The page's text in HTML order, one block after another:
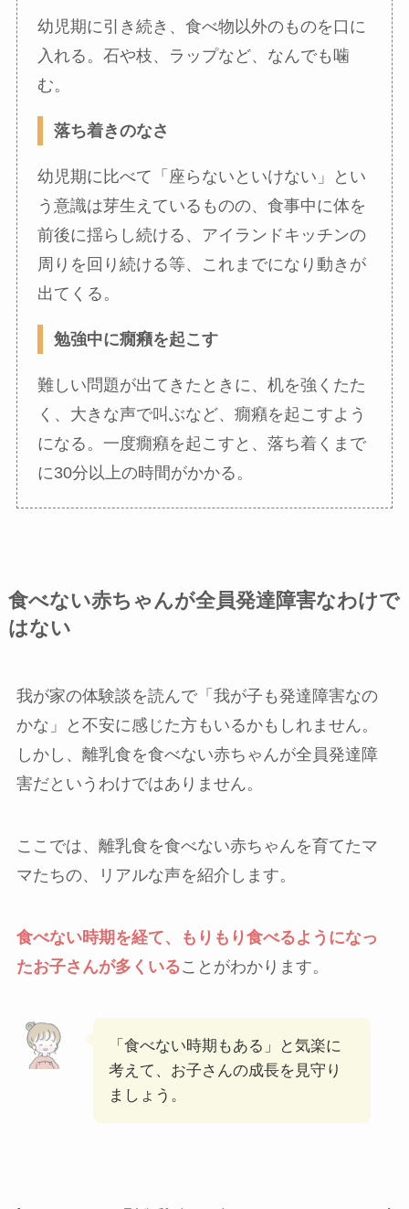
幼児期に引き続き、食べ物以外のものを口に
入れる。石や枝、ラップなど、なんでも噛
む。
落ち着きのなさ
幼児期に比べて「座らないといけない」とい
う意識は芽生えているものの、食事中に体を
前後に揺らし続ける、アイランドキッチンの
周りを回り続ける等、これまでになり動きが
出てくる。
勉強中に癇癪を起こす
難しい問題が出てきたときに、机を強くたた
く、大きな声で叫ぶなど、癇癪を起こすよう
になる。一度癇癪を起こすと、落ち着くまで
に30分以上の時間がかかる。
食べない赤ちゃんが全員発達障害なわけで
はない
我が家の体験談を読んで「我が子も発達障害なの
かな」と不安に感じた方もいるかもしれません。
しかし、離乳食を食べない赤ちゃんが全員発達障
害だというわけではありません。
ここでは、離乳食を食べない赤ちゃんを育てたマ
マたちの、リアルな声を紹介します。
食べない時期を経て、もりもり食べるようになっ
たお子さんが多くいることがわかります。
「食べない時期もある」と気楽に
考えて、お子さんの成長を見守り
ましょう。